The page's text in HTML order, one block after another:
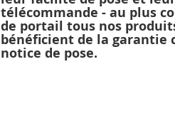
télécommande - au plus
de portail tous nos
bénéficient de la garantie
notice de pose.